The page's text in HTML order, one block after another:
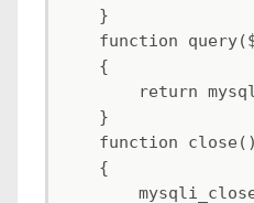
    }
function
    {
return
    }
    function close()
    {